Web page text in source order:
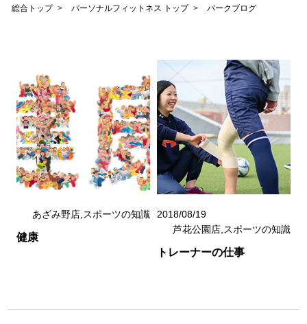
総合トップ パーソナルフィットネス トップ パークブログ
あざみ野店,スポーツの知識
健康
2018/08/19
芦花公園店,スポーツの知識
トレーナーの仕事